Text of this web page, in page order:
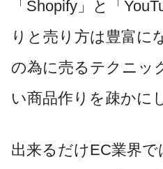
「Shopify」と「
りと売り方は豊富に
の為に売るテクニッ
い商品作りを疎かに
出来るだけEC業界で